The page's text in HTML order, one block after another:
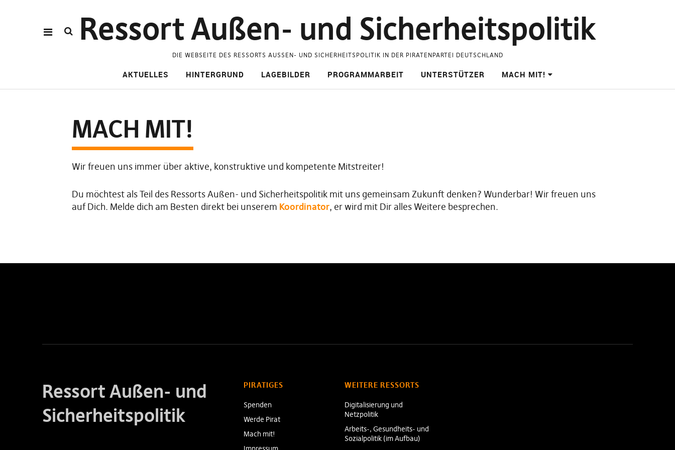
Ressort Außen- und Sicherheitspolitik
DIE WEBSEITE DES RESSORTS AUSSEN- UND SICHERHEITSPOLITIK IN DER PIRATENPARTEI DEUTSCHLAND
AKTUELLES HINTERGRUND LAGEBILDER PROGRAMMARBEIT UNTERSTÜTZER MACH MIT!
MACH MIT!
Wir freuen uns immer über aktive, konstruktive und kompetente Mitstreiter!
Du möchtest als Teil des Ressorts Außen- und Sicherheitspolitik mit uns gemeinsam Zukunft denken? Wunderbar! Wir freuen uns
auf Dich. Melde dich am Besten direkt bei unserem Koordinator, er wird mit Dir alles Weitere besprechen.
Ressort Außen- und
Sicherheitspolitik
PIRATIGES
Spenden
Werde Pirat
Mach mit!
WEITERE RESSORTS
Digitalisierung und
Netzpolitik
Arbeits-, Gesundheits- und
Sozialpolitik (im Aufbau)